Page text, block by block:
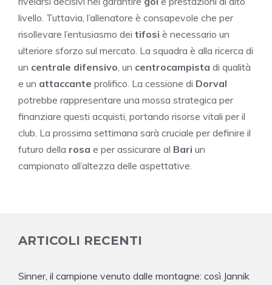
livello. Tuttavia, l’allenatore è consapevole che per
risollevare l’entusiasmo dei tifosi è necessario un
ulteriore sforzo sul mercato. La squadra è alla ricerca di
un centrale difensivo , un centrocampista di qualità
e un attaccante prolifico. La cessione di Dorval
potrebbe rappresentare una mossa strategica per
finanziare questi acquisti, portando risorse vitali per il
club. La prossima settimana sarà cruciale per definire il
futuro della rosa e per assicurare al Bari un
campionato all’altezza delle aspettative.
ARTICOLI RECENTI
Sinner, il campione venuto dalle montagne: così Jannik